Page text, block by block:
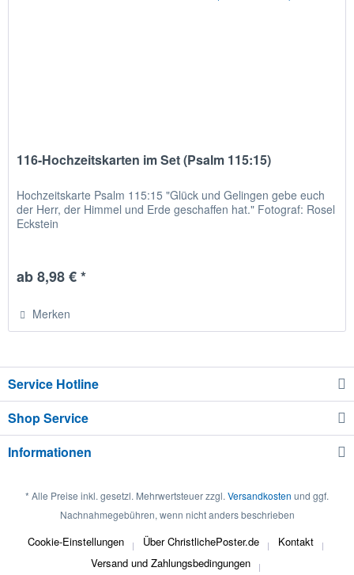
116-Hochzeitskarten im Set (Psalm 115:15)
Hochzeitskarte Psalm 115:15 "Glück und Gelingen gebe euch
der Herr, der Himmel und Erde geschaffen hat." Fotograf: Rosel
Eckstein
ab 8,98 € *
Merken
Service Hotline
Shop Service
Informationen
* Alle Preise inkl. gesetzl. Mehrwertsteuer zzgl. Versandkosten und ggf.
Nachnahmegebühren, wenn nicht anders beschrieben
Cookie-Einstellungen Über ChristlichePoster.de
Kontakt
Versand und Zahlungsbedingungen